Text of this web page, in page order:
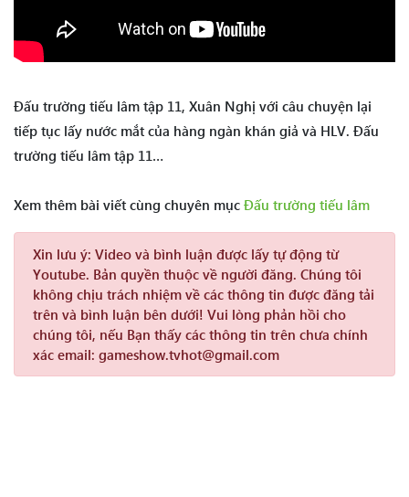
Đấu trường tiếu lâm tập 11, Xuân Nghị với câu chuyện lại
tiếp tục lấy nước mắt của hàng ngàn khán giả và HLV. Đấu
trường tiếu lâm tập 11…
Xem thêm bài viết cùng chuyên mục Đấu trường tiếu lâm
Xin lưu ý: Video và bình luận được lấy tự động từ
Youtube. Bản quyền thuộc về người đăng. Chúng tôi
không chịu trách nhiệm về các thông tin được đăng tải
trên và bình luận bên dưới! Vui lòng phản hồi cho
chúng tôi, nếu Bạn thấy các thông tin trên chưa chính
xác email: gameshow.tvhot@gmail.com